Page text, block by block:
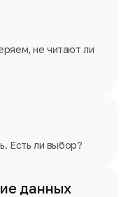
не читают ли
Есть ли выбор?
данных